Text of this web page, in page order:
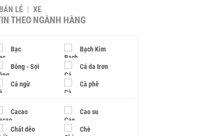
LẺ XE
THEO NGÀNH HÀNG
Bạc Bạch Kim
Bông - Sợi Cá da trơn
Cá ngừ Cà phê
Cacao Cao su
Chất dẻo Chè